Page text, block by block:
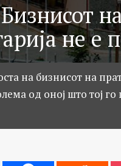
Бизнисот
не е
на бизнисот на
од оној што тој